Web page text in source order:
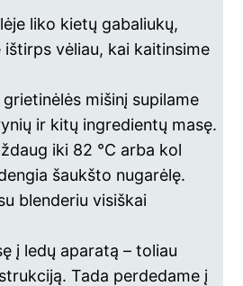
liko kietų gabaliukų,
vėliau, kai kaitinsime
mišinį supilame
ir kitų ingredientų masę.
iki 82 °C arba kol
šaukšto nugarėlę.
blenderiu visiškai
į ledų aparatą – toliau
Tada perdedame į